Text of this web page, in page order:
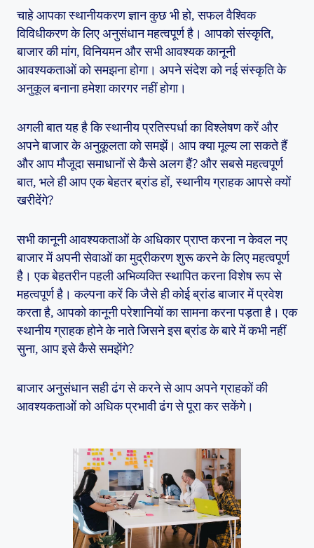
चाहे आपका स्थानीयकरण ज्ञान कुछ भी हो, सफल वैश्विक
विविधीकरण के लिए अनुसंधान महत्वपूर्ण है। आपको संस्कृति,
बाजार की मांग, विनियमन और सभी आवश्यक कानूनी
आवश्यकताओं को समझना होगा। अपने संदेश को नई संस्कृति के
अनुकूल बनाना हमेशा कारगर नहीं होगा।
अगली बात यह है कि स्थानीय प्रतिस्पर्धा का विश्लेषण करें और
अपने बाजार के अनुकूलता को समझें। आप क्या मूल्य ला सकते हैं
और आप मौजूदा समाधानों से कैसे अलग हैं? और सबसे महत्वपूर्ण
बात, भले ही आप एक बेहतर ब्रांड हों, स्थानीय ग्राहक आपसे क्यों
खरीदेंगे?
सभी कानूनी आवश्यकताओं के अधिकार प्राप्त करना न केवल नए
बाजार में अपनी सेवाओं का मुद्रीकरण शुरू करने के लिए महत्वपूर्ण
है। एक बेहतरीन पहली अभिव्यक्ति स्थापित करना विशेष रूप से
महत्वपूर्ण है। कल्पना करें कि जैसे ही कोई ब्रांड बाजार में प्रवेश
करता है, आपको कानूनी परेशानियों का सामना करना पड़ता है। एक
स्थानीय ग्राहक होने के नाते जिसने इस ब्रांड के बारे में कभी नहीं
सुना, आप इसे कैसे समझेंगे?
बाजार अनुसंधान सही ढंग से करने से आप अपने ग्राहकों की
आवश्यकताओं को अधिक प्रभावी ढंग से पूरा कर सकेंगे।